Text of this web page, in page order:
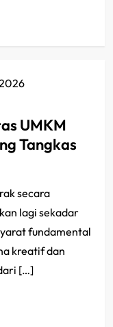
UMKM
Tangkas
secara
lagi sekadar
fundamental
kreatif dan
[…]